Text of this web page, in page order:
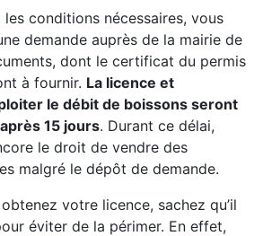
conditions nécessaires, vous
demande auprès de la mairie de
dont le certificat du permis
à fournir. La licence et
le débit de boissons seront
15 jours. Durant ce délai,
le droit de vendre des
malgré le dépôt de demande.
votre licence, sachez qu’il
éviter de la périmer. En effet,